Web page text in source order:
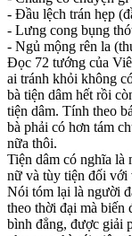
- Đầu lệch trán hẹp
- Lưng cong bụng
- Ngủ mộng rên la
Đọc 72 tướng của
ai tránh khỏi không
bà tiện dâm hết rồi
tiện dâm. Tính theo
bà phải có hơn tám
nữa thôi.
Tiện dâm có nghĩa là
nữ và tùy tiện đối với
Nói tóm lại là người
theo thời đại mà biến
bình đẳng, được giải